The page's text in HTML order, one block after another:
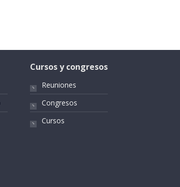
Cursos y congresos
Reuniones
Congresos
Cursos